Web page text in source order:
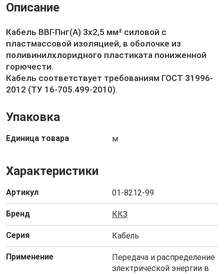
Описание
Кабель ВВГ-Пнг(А) 3х2,5 мм² силовой с
пластмассовой изоляцией, в оболочке из
поливинилхлоридного пластиката пониженной
горючести.
Кабель соответствует требованиям ГОСТ 31996-
2012 (ТУ 16-705.499-2010).
Упаковка
Единица товара м
Характеристики
Артикул 01-8212-99
Бренд ККЗ
Серия Кабель
Применение
Передача и распределение
электрической энергии в